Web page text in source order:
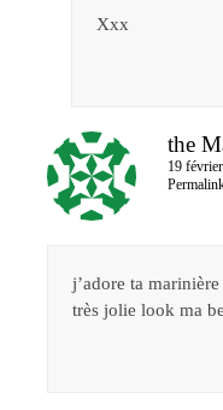
Xxx
the
19
j’adore ta
très jolie look ma